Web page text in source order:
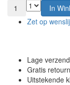
1
In
Zet op
Lage
Gratis
Uitstekende